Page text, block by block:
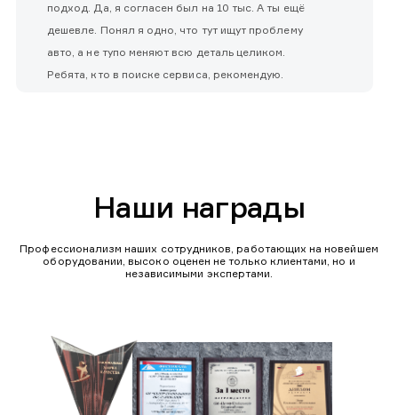
подход. Да, я согласен был на 10 тыс. А ты ещё
дешевле. Понял я одно, что тут ищут проблему
авто, а не тупо меняют всю деталь целиком.
Ребята, кто в поиске сервиса, рекомендую.
Наши награды
Профессионализм наших сотрудников, работающих на новейшем
оборудовании, высоко оценен не только клиентами, но и
независимыми экспертами.